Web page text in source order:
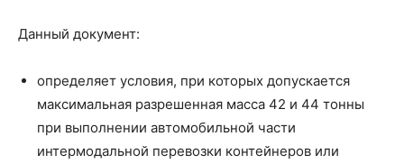
Данный документ:
определяет условия, при которых допускается
максимальная разрешенная масса 42 и 44 тонны
при выполнении автомобильной части
интермодальной перевозки контейнеров или